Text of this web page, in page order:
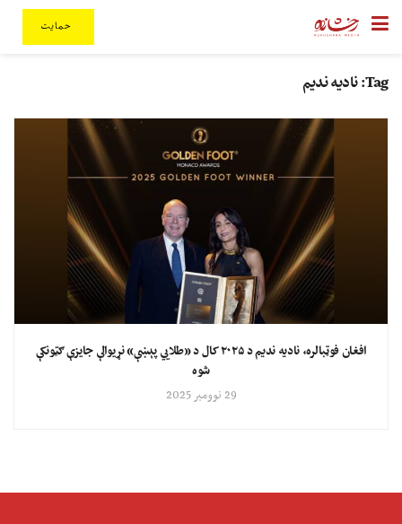
حمایت
Tag: نادیه ندیم
افغان فوټبالره، نادیه ندیم د ۲۰۲۵ کال د «طلايي پېښې» نړیوالې جایزې ګټونکې
شوه
29 نوومبر 2025